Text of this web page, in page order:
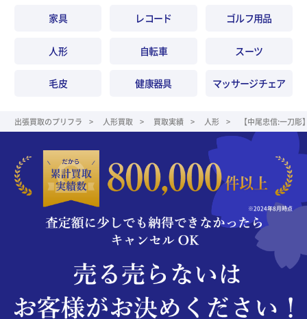
家具 レコード ゴルフ用品
人形 自転車 スーツ
毛皮 健康器具 マッサージチェア
出張買取のプリフラ 人形買取 買取実績 人形 【中尾忠信:一刀
※2024年8月時点